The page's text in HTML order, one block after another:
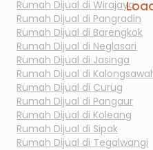
Rumah Dijual di Wirajaya
Rumah Dijual di Pangradin
Rumah Dijual di Barengkok
Rumah Dijual di Neglasari
Rumah Dijual di Jasinga
Rumah Dijual di
Rumah Dijual di Curug
Rumah Dijual di Pangaur
Rumah Dijual di Koleang
Rumah Dijual di Sipak
Rumah Dijual di Tegalwangi